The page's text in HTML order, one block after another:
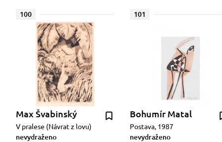
100
Max Švabinský
V pralese (Návrat z lovu)
nevydraženo
101
Bohumír Matal
Postava, 1987
nevydraženo